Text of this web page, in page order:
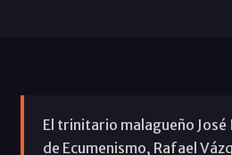
El trinitario malagueño José
de Ecumenismo, Rafael